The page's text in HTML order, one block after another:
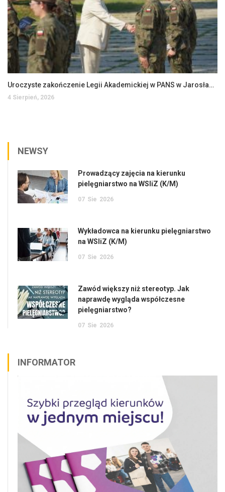
Uroczyste zakończenie Legii Akademickiej w PANS w Jarosławiu
4 Sierpień, 2026
NEWSY
Prowadzący zajęcia na kierunku
pielęgniarstwo na WSIiZ (K/M)
07 Sie 2026
Wykładowca na kierunku pielęgniarstwo
na WSIiZ (K/M)
07 Sie 2026
Zawód większy niż stereotyp. Jak
naprawdę wygląda współczesne
pielęgniarstwo?
07 Sie 2026
INFORMATOR